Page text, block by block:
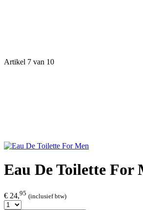
Artikel 7 van 10
Eau De Toilette For
€ 24,95 (inclusief btw)